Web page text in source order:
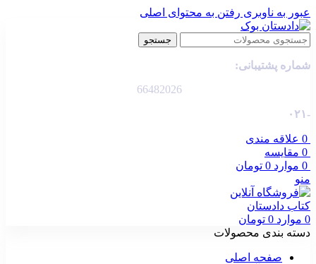
عبور به ناوبری رفتن به محتوای اصلی
جستجو
شماره پشتیبانی:
66482026
-۰۲۱
0 علاقه مندی
0 مقایسه
0 موارد 0 تومان
منو
0 موارد 0 تومان
دسته بندی محصولات
صفحه اصلی